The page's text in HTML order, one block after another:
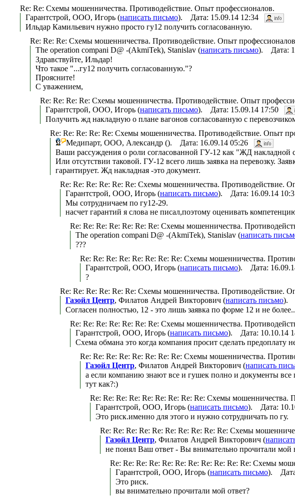
Re: Re: Схемы мошенничества. Противодействие. Опыт профессионалов.
Гарантстрой, ООО, Игорь (написать письмо). Дата: 15.09.14 12:34
Ильдар Камильевич нужно просто гу12 получить согласованную.
Re: Re: Re: Схемы мошенничества. Противодействие. Опыт
The operation compani D@ -(AkmiTek), Stanislav (написать письмо). Дата:
Здравствуйте, Ильдар!
Что такое "...гу12 получить согласованную."?
Проясните!
С уважением,
Re: Re: Re: Re: Схемы мошенничества. Противодействие. Опыт
Гарантстрой, ООО, Игорь (написать письмо). Дата: 15.09.14 17:50
Получить жд накладную о плане вагонов согласованную с
Re: Re: Re: Re: Re: Схемы мошенничества. Противодействие. Опыт
Медипарт, ООО, Александр (). Дата: 16.09.14 05:26
Ваши рассуждения о роли согласованной ГУ-12 как "ЖД
Или отсутствии таковой. ГУ-12 всего лишь заявка на перевозку.
гарантирует. Жд накладная -это документ.
Re: Re: Re: Re: Re: Re: Схемы мошенничества. Противодействие.
Гарантстрой, ООО, Игорь (написать письмо). Дата: 16.09.14
Мы сотрудничаем по гу12-29.
насчет гарантий я слова не писал,поэтому оценивать
Re: Re: Re: Re: Re: Re: Re: Схемы мошенничества.
The operation compani D@ -(AkmiTek), Stanislav (написать
???
Re: Re: Re: Re: Re: Re: Re: Re: Схемы мошенничества.
Гарантстрой, ООО, Игорь (написать письмо). Дата:
?
Re: Re: Re: Re: Re: Re: Схемы мошенничества. Противодействие.
Газойл Центр, Филатов Андрей Викторович (написать письмо).
Согласен полностью, 12 - это лишь заявка по форме 12 и не
Re: Re: Re: Re: Re: Re: Re: Схемы мошенничества.
Гарантстрой, ООО, Игорь (написать письмо). Дата: 10.10.14
Схема обмана это когда компания просит сделать
Re: Re: Re: Re: Re: Re: Re: Re: Схемы мошенничества.
Газойл Центр, Филатов Андрей Викторович (написать
а если компанию знают все и гушек полно и документы все
тут как?:)
Re: Re: Re: Re: Re: Re: Re: Re: Re: Схемы мошенничества.
Гарантстрой, ООО, Игорь (написать письмо). Дата:
Это риск.именно для этого и нужно сотрудничать по гу.
Re: Re: Re: Re: Re: Re: Re: Re: Re: Re: Схемы
Газойл Центр, Филатов Андрей Викторович (
не понял Ваш ответ - Вы внимательно прочитали мой
Re: Re: Re: Re: Re: Re: Re: Re: Re: Re: Re: Схемы
Гарантстрой, ООО, Игорь (написать письмо).
Это риск.
вы внимательно прочитали мой ответ?